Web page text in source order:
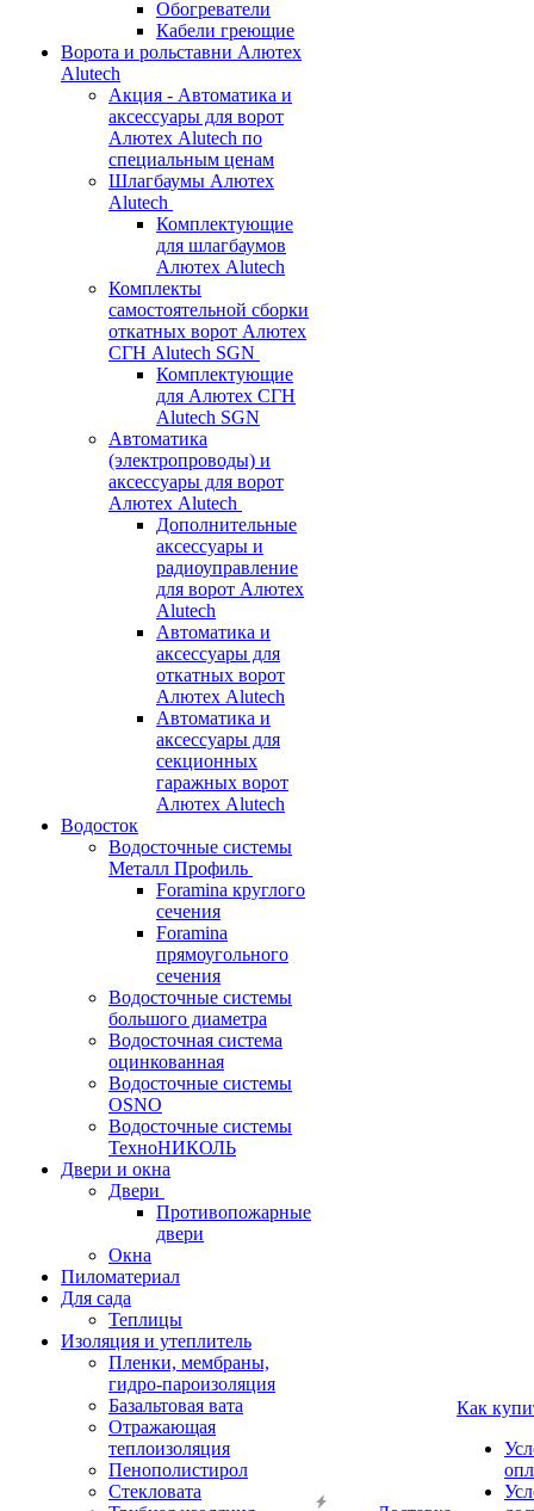
Обогреватели
Кабели греющие
Ворота и рольставни Алютех
Alutech
Акция - Автоматика и
аксессуары для ворот
Алютех Alutech по
специальным ценам
Шлагбаумы Алютех
Alutech
Комплектующие
для шлагбаумов
Алютех Alutech
Комплекты
самостоятельной сборки
откатных ворот Алютех
СГН Alutech SGN
Комплектующие
для Алютех СГН
Alutech SGN
Автоматика
(электропроводы) и
аксессуары для ворот
Алютех Alutech
Дополнительные
аксессуары и
радиоуправление
для ворот Алютех
Alutech
Автоматика и
аксессуары для
откатных ворот
Алютех Alutech
Автоматика и
аксессуары для
секционных
гаражных ворот
Алютех Alutech
Водосток
Водосточные системы
Металл Профиль
Foramina круглого
сечения
Foramina
прямоугольного
сечения
Водосточные системы
большого диаметра
Водосточная система
оцинкованная
Водосточные системы
OSNO
Водосточные системы
ТехноНИКОЛЬ
Двери и окна
Двери
Противопожарные
двери
Окна
Пиломатериал
Для сада
Теплицы
Изоляция и утеплитель
Пленки, мембраны,
гидро-пароизоляция
Базальтовая вата
Отражающая
теплоизоляция
Пенополистирол
Стекловата
Как